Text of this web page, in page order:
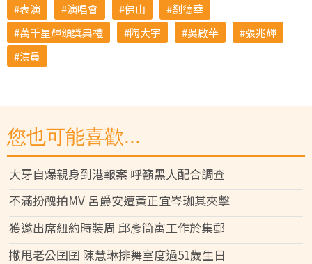
表演 演唱會 佛山
劉德華
萬千星輝頒獎典禮
陶大宇 吳啟華
張兆輝
演員
您也可能喜歡...
大牙自爆親身到港報案 呼籲黑人配合調查
不滿扮醜拍MV 呂爵安遭黃正宜岑珈其夾擊
獲邀出席紐約時裝周 邱彥筒寓工作於集郵
撇甩老公囝囝 陳慧琳排舞室度過51歲生日